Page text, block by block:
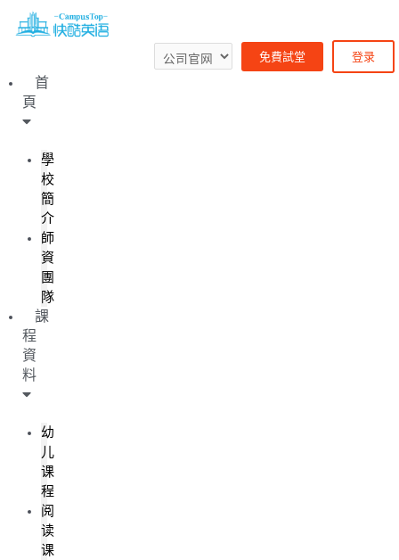
首
頁
學
校
簡
介
師
資
團
隊
課
程
資
料
幼
儿
课
程
阅
读
课
免費試堂 登录